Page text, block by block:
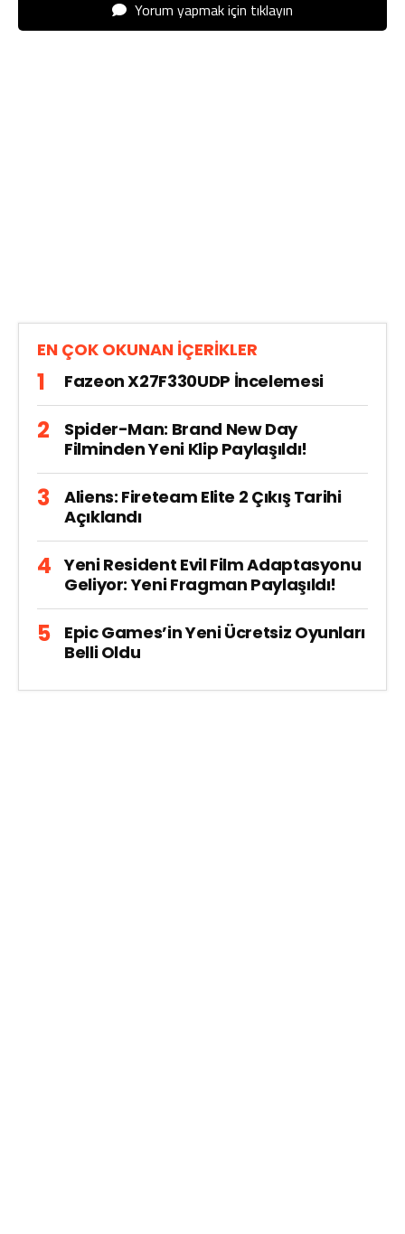
Yorum yapmak için tıklayın
EN ÇOK OKUNAN İÇERİKLER
Fazeon X27F330UDP İncelemesi
Spider-Man: Brand New Day
Filminden Yeni Klip Paylaşıldı!
Aliens: Fireteam Elite 2 Çıkış Tarihi
Açıklandı
Yeni Resident Evil Film Adaptasyonu
Geliyor: Yeni Fragman Paylaşıldı!
Epic Games’in Yeni Ücretsiz Oyunları
Belli Oldu